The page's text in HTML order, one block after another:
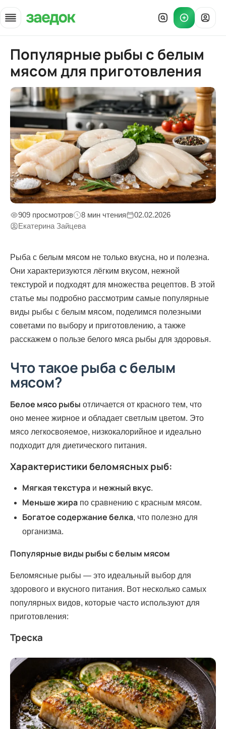
Главная»Статьи »
Популярные рыбы с белым мясом для приготовления
Популярные рыбы с белым
мясом для приготовления
909 просмотров 8 мин чтения
02.02.2026
Екатерина Зайцева
Рыба с белым мясом не только вкусна, но и полезна.
Они характеризуются лёгким вкусом, нежной
текстурой и подходят для множества рецептов. В этой
статье мы подробно рассмотрим самые популярные
виды рыбы с белым мясом, поделимся полезными
советами по выбору и приготовлению, а также
расскажем о пользе белого мяса рыбы для здоровья.
Что такое рыба с белым
мясом?
Белое мясо рыбы отличается от красного тем, что
оно менее жирное и обладает светлым цветом. Это
мясо легкосвояемое, низкокалорийное и идеально
подходит для диетического питания.
Характеристики беломясных рыб:
Мягкая текстура и нежный вкус.
Меньше жира по сравнению с красным мясом.
Богатое содержание белка, что полезно для
организма.
Популярные виды рыбы с белым мясом
Беломясные рыбы — это идеальный выбор для
здорового и вкусного питания. Вот несколько самых
популярных видов, которые часто используют для
приготовления:
Треска